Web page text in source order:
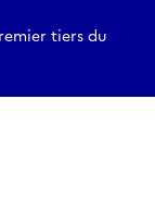
tiers du